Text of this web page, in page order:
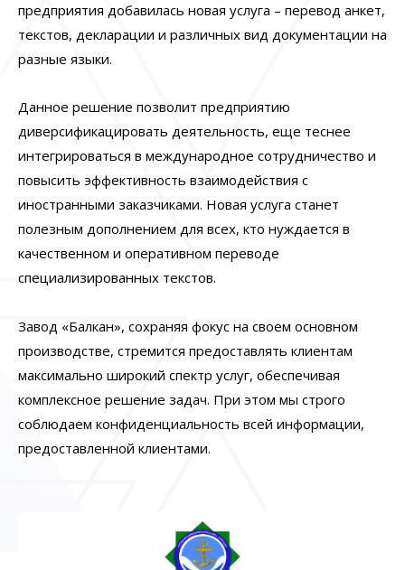
предприятия добавилась новая услуга – перевод анкет,
текстов, декларации и различных вид документации на
разные языки.
Данное решение позволит предприятию
диверсификацировать деятельность, еще теснее
интегрироваться в международное сотрудничество и
повысить эффективность взаимодействия с
иностранными заказчиками. Новая услуга станет
полезным дополнением для всех, кто нуждается в
качественном и оперативном переводе
специализированных текстов.
Завод «Балкан», сохраняя фокус на своем основном
производстве, стремится предоставлять клиентам
максимально широкий спектр услуг, обеспечивая
комплексное решение задач. При этом мы строго
соблюдаем конфиденциальность всей информации,
предоставленной клиентами.